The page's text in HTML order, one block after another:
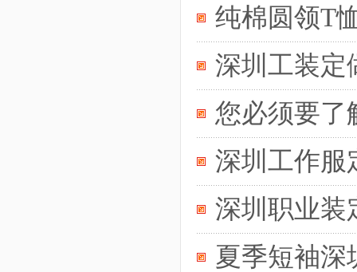
纯棉圆领T
深圳工装定
您必须要了
深圳工作服
深圳职业装
夏季短袖深